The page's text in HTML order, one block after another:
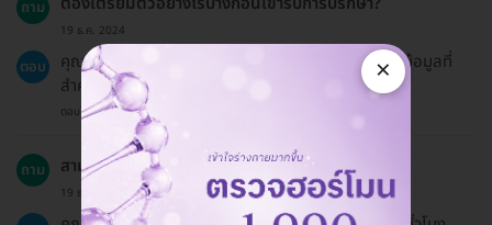
ถาม
19 ธ.ค. 2024
ตอบ
คุณควรคิดถึงปัญหาที่ต้องการพูดคุยและอาจจดบันทึกข้อมูลที่
สำคัญ เพื่อให้การปรึกษามีประสิทธิภาพมากที่สุด
ตอบโดยทีมงาน HD
ถาม สามารถเลื่อนนัดได้หรือไม่?
19 ธ.ค. 2024
×